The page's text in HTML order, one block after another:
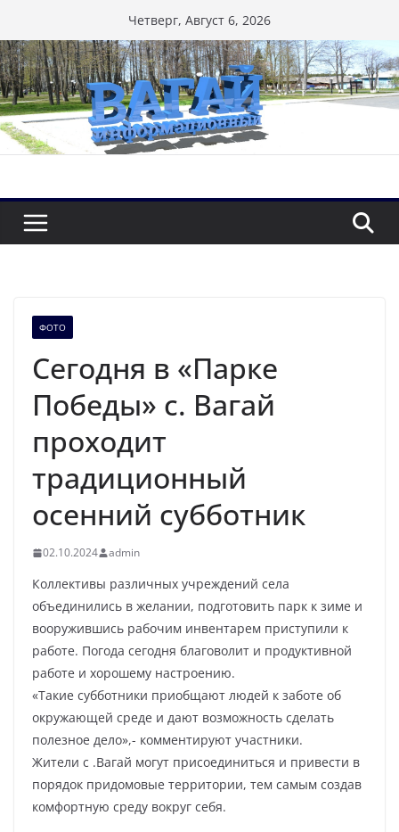
к
содержимому
Четверг, Август 6, 2026
ФОТО
Сегодня в «Парке
Победы» с. Вагай
проходит
традиционный
осенний субботник
02.10.2024 admin
Коллективы различных учреждений села
объединились в желании, подготовить парк к зиме и
вооружившись рабочим инвентарем приступили к
работе. Погода сегодня благоволит и продуктивной
работе и хорошему настроению.
«Такие субботники приобщают людей к заботе об
окружающей среде и дают возможность сделать
полезное дело»,- комментируют участники.
Жители с .Вагай могут присоединиться и привести в
порядок придомовые территории, тем самым создав
комфортную среду вокруг себя.